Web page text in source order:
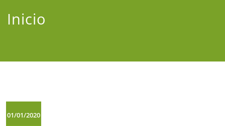
Inicio
01/01/2020